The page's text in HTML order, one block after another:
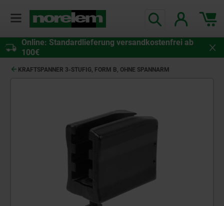
Online: Standardlieferung versandkostenfrei ab
100€
KRAFTSPANNER 3-STUFIG, FORM B, OHNE SPANNARM